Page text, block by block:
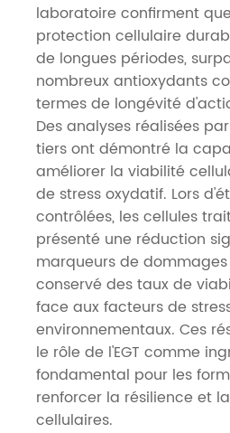
laboratoire confirment
protection cellulaire
de longues périodes,
nombreux antioxydants
termes de longévité
Des analyses réalisées
tiers ont démontré la
améliorer la viabilité
de stress oxydatif. Lors
contrôlées, les cellules
présenté une réduction
marqueurs de
conservé des taux de
face aux facteurs de
environnementaux. Ces
le rôle de l'EGT comme
fondamental pour les
renforcer la résilience et
cellulaires.